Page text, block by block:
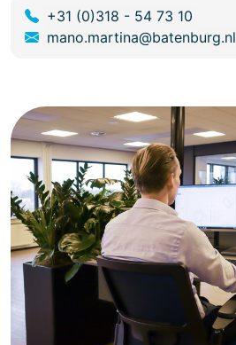
+31 (0)318 - 54 73 10
mano.martina@batenburg.nl